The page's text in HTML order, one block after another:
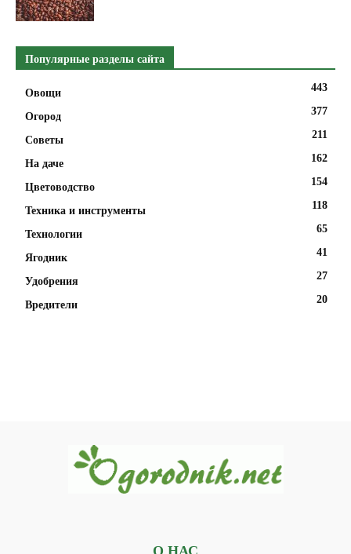
Популярные разделы сайта
Овощи 443
Огород 377
Советы 211
На даче 162
Цветоводство 154
Техника и инструменты 118
Технологии 65
Ягодник 41
Удобрения 27
Вредители 20